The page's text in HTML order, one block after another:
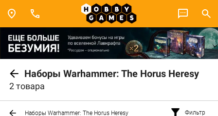
Наборы Warhammer: The Horus Heresy
2 товара
Наборы Warhammer: The Horus Heresy Фильтр